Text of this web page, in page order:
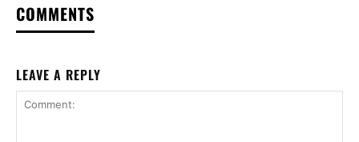
COMMENTS
LEAVE A REPLY